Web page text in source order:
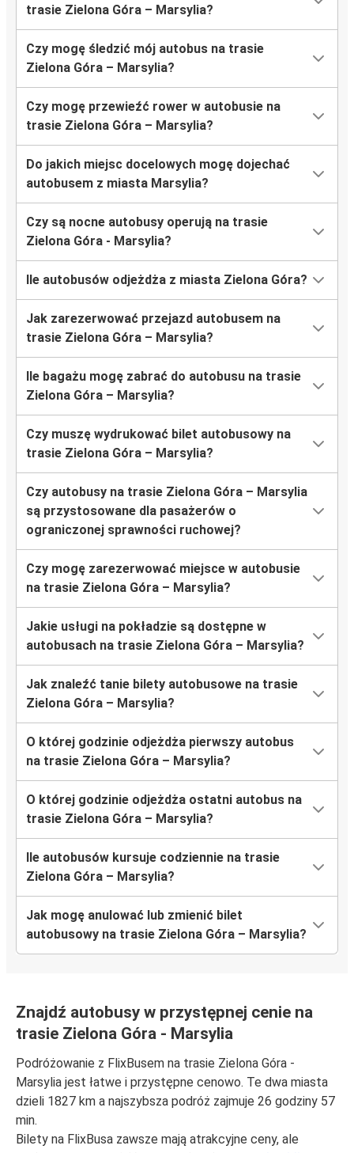
trasie Zielona Góra – Marsylia?
Czy mogę śledzić mój autobus na trasie
Zielona Góra – Marsylia?
Czy mogę przewieźć rower w autobusie na
trasie Zielona Góra – Marsylia?
Do jakich miejsc docelowych mogę dojechać
autobusem z miasta Marsylia?
Czy są nocne autobusy operują na trasie
Zielona Góra - Marsylia?
Ile autobusów odjeżdża z miasta Zielona Góra?
Jak zarezerwować przejazd autobusem na
trasie Zielona Góra – Marsylia?
Ile bagażu mogę zabrać do autobusu na trasie
Zielona Góra – Marsylia?
Czy muszę wydrukować bilet autobusowy na
trasie Zielona Góra – Marsylia?
Czy autobusy na trasie Zielona Góra – Marsylia
są przystosowane dla pasażerów o
ograniczonej sprawności ruchowej?
Czy mogę zarezerwować miejsce w autobusie
na trasie Zielona Góra – Marsylia?
Jakie usługi na pokładzie są dostępne w
autobusach na trasie Zielona Góra – Marsylia?
Jak znaleźć tanie bilety autobusowe na trasie
Zielona Góra – Marsylia?
O której godzinie odjeżdża pierwszy autobus
na trasie Zielona Góra – Marsylia?
O której godzinie odjeżdża ostatni autobus na
trasie Zielona Góra – Marsylia?
Ile autobusów kursuje codziennie na trasie
Zielona Góra – Marsylia?
Jak mogę anulować lub zmienić bilet
autobusowy na trasie Zielona Góra – Marsylia?
Znajdź autobusy w przystępnej cenie na
trasie Zielona Góra - Marsylia
Podróżowanie z FlixBusem na trasie Zielona Góra -
Marsylia jest łatwe i przystępne cenowo. Te dwa miasta
dzieli 1827 km a najszybsza podróż zajmuje 26 godziny 57
min.
Bilety na FlixBusa zawsze mają atrakcyjne ceny, ale